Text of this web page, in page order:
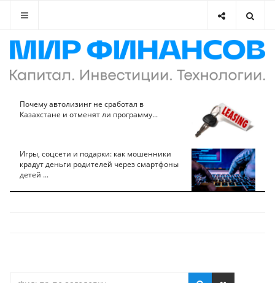
Почему автолизинг не сработал в
Казахстане и отменят ли программу...
Игры, соцсети и подарки: как мошенники
крадут деньги родителей через смартфоны
детей ...